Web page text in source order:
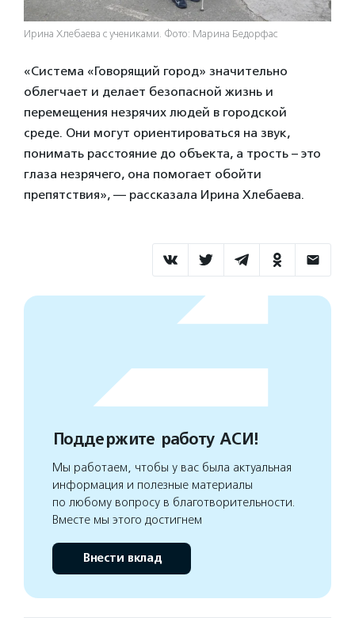
Ирина Хлебаева с учениками. Фото: Марина Бедорфас
«Система «Говорящий город» значительно
облегчает и делает безопасной жизнь и
перемещения незрячих людей в городской
среде. Они могут ориентироваться на звук,
понимать расстояние до объекта, а трость – это
глаза незрячего, она помогает обойти
препятствия», — рассказала Ирина Хлебаева.
Поддержите работу АСИ!
Мы работаем, чтобы у вас была актуальная
информация и полезные материалы
по любому вопросу в благотворительности.
Вместе мы этого достигнем
Внести вклад